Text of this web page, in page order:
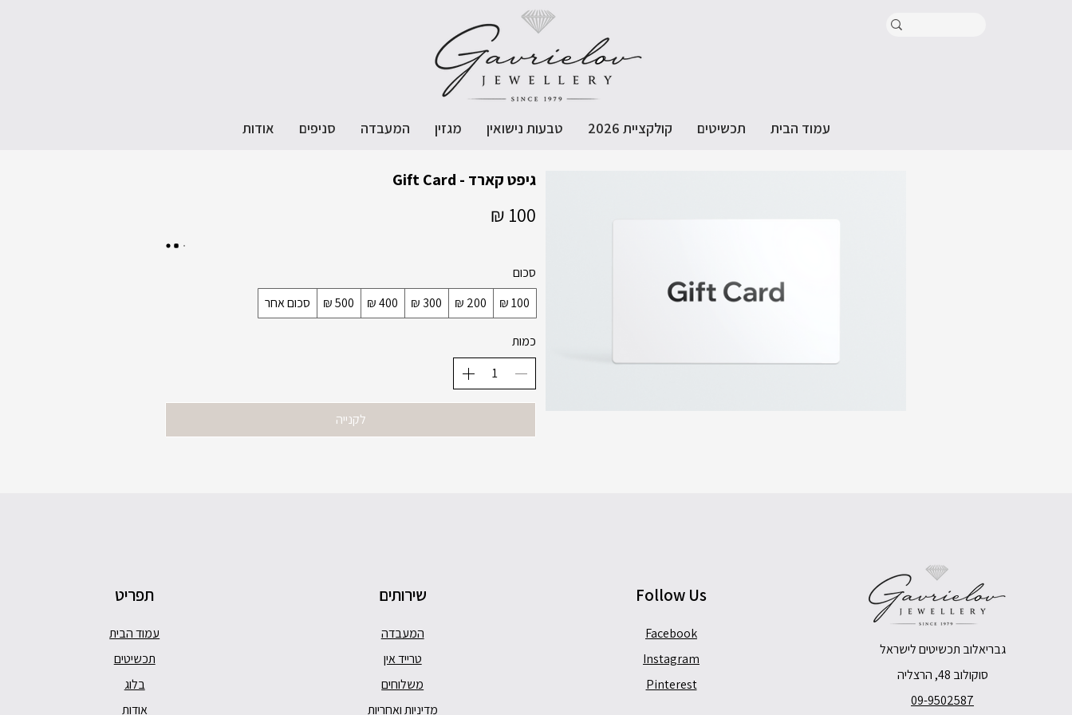
עמוד הבית תכשיטים קולקציית 2026 טבעות נישואין מגזין המעבדה סניפים אודות
גיפט קארד - Gift Card
סכום
סכום אחר
כמות
לקנייה
תפריט
עמוד הבית
תכשיטים
בלוג
אודות
שירותים
המעבדה
טרייד אין
משלוחים
מדיניות ואחריות
Follow Us
Facebook
Instagram
Pinterest
גבריאלוב תכשיטים לישראל
סוקולוב 48, הרצליה
09-9502587